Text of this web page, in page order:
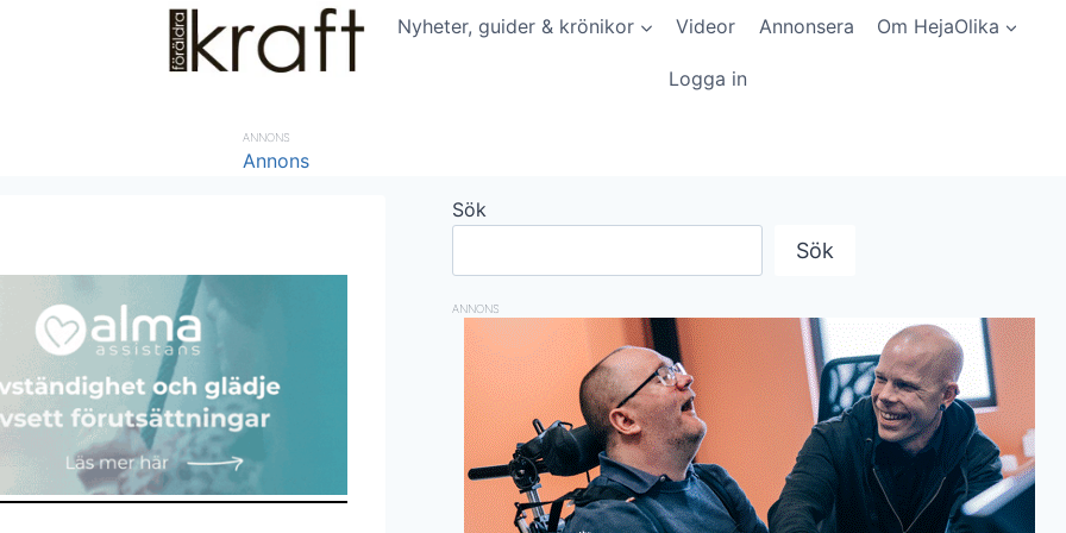
Nyheter, guider & krönikor Videor Annonsera Om HejaOlika
Logga in
ANNONS
Sök
Sök
ANNONS